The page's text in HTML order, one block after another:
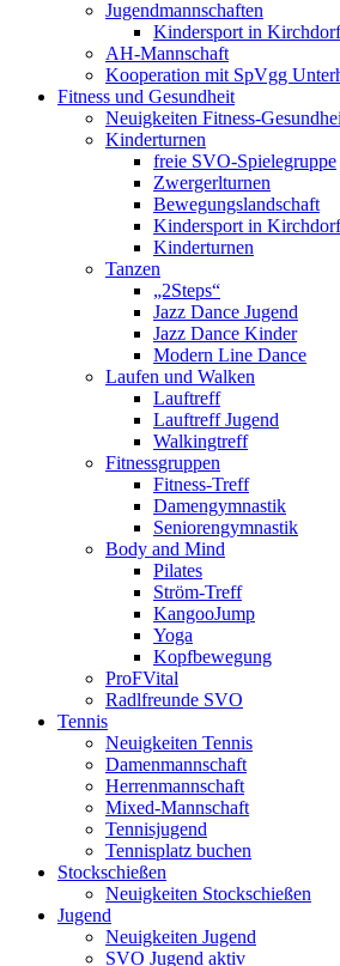
Jugendmannschaften
Kindersport in Kirchdorf
AH-Mannschaft
Kooperation mit SpVgg
Fitness und Gesundheit
Neuigkeiten Fitness-
Kinderturnen
freie SVO-Spielegruppe
Zwergerlturnen
Bewegungslandschaft
Kindersport in Kirchdorf
Kinderturnen
Tanzen
„2Steps“
Jazz Dance Jugend
Jazz Dance Kinder
Modern Line Dance
Laufen und Walken
Lauftreff
Lauftreff Jugend
Walkingtreff
Fitnessgruppen
Fitness-Treff
Damengymnastik
Seniorengymnastik
Body and Mind
Pilates
Ström-Treff
KangooJump
Yoga
Kopfbewegung
ProFVital
Radlfreunde SVO
Tennis
Neuigkeiten Tennis
Damenmannschaft
Herrenmannschaft
Mixed-Mannschaft
Tennisjugend
Tennisplatz buchen
Stockschießen
Neuigkeiten Stockschießen
Jugend
Neuigkeiten Jugend
SVO Jugend aktiv